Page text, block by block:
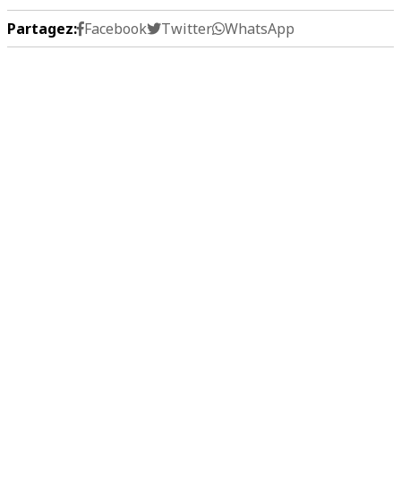
Partagez: Facebook Twitter WhatsApp